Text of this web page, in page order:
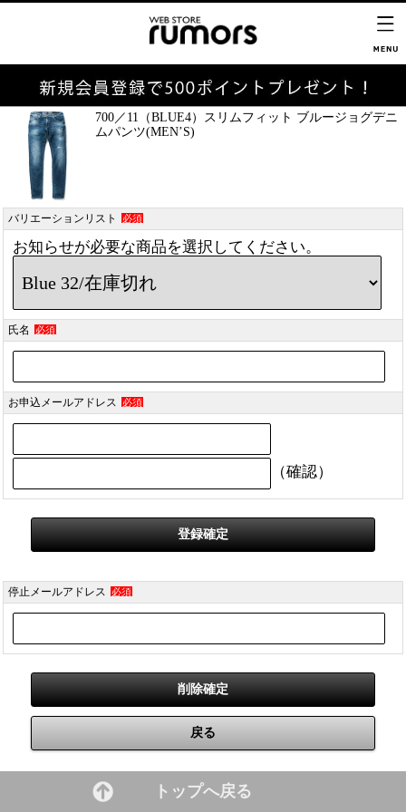
700／11（BLUE4）スリムフィット ブルージョグデニ
ムパンツ(MEN’S)
バリエーションリスト 必須
お知らせが必要な商品を選択してください。
氏名 必須
お申込メールアドレス 必須
（確認）
停止メールアドレス 必須
トップへ戻る